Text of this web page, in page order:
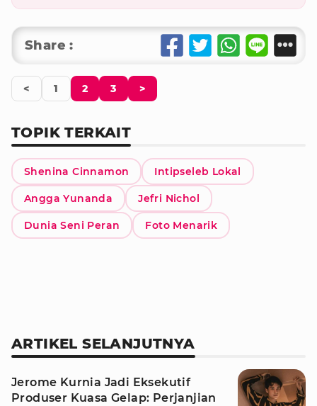
Share :
< 1 2 3 >
TOPIK TERKAIT
Shenina Cinnamon Intipseleb Lokal
Angga Yunanda Jefri Nichol
Dunia Seni Peran Foto Menarik
ARTIKEL SELANJUTNYA
Jerome Kurnia Jadi Eksekutif
Produser Kuasa Gelap: Perjanjian